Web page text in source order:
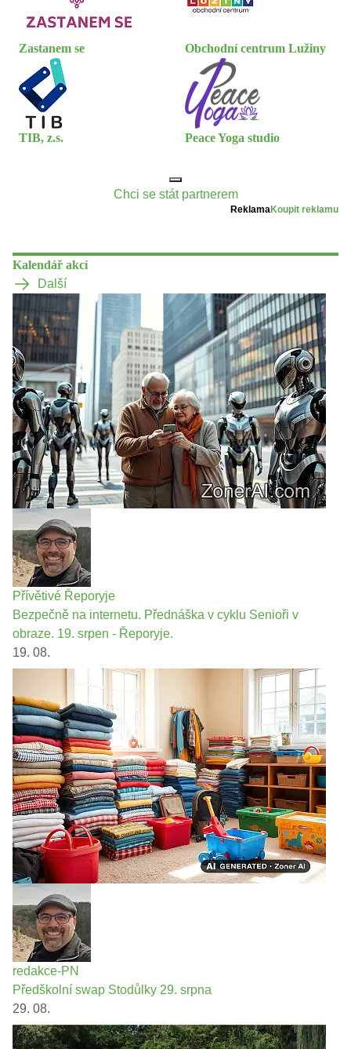
Zastanem se Obchodní centrum Lužiny
TIB, z.s. Peace Yoga studio
Chci se stát partnerem
ReklamaKoupit reklamu
Kalendář akcí
Další
Přívětivé Řeporyje
Bezpečně na internetu. Přednáška v cyklu Senioři v
obraze. 19. srpen - Řeporyje.
19. 08.
redakce-PN
Předškolní swap Stodůlky 29. srpna
29. 08.